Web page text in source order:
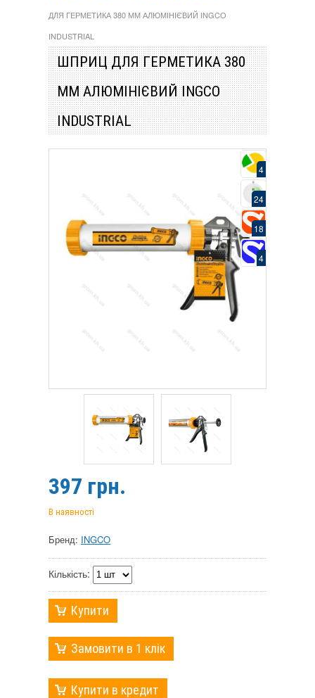
ДЛЯ ГЕРМЕТИКА 380 ММ АЛЮМІНІЄВИЙ INGCO
INDUSTRIAL
ШПРИЦ ДЛЯ ГЕРМЕТИКА 380
ММ АЛЮМІНІЄВИЙ INGCO
INDUSTRIAL
4
24
18
4
397 грн.
В наявності
Бренд: INGCO
Кількість:
Купити
Замовити в 1 клік
Купити в кредит